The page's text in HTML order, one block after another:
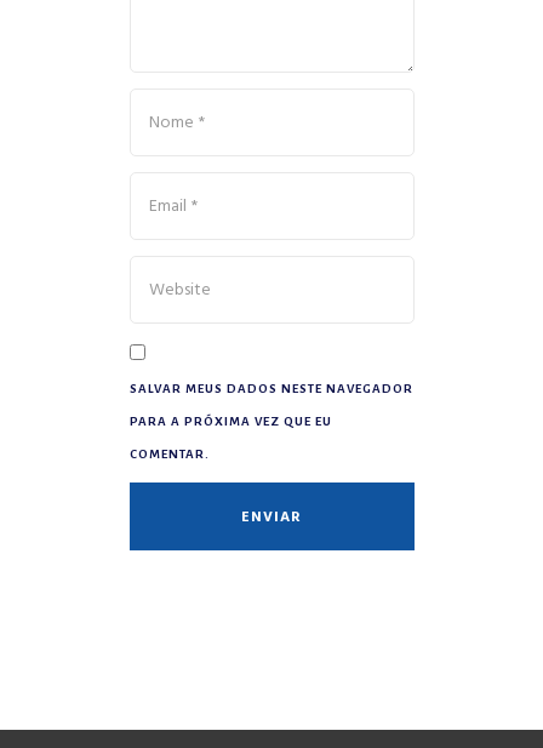
SALVAR MEUS DADOS NESTE NAVEGADOR
PARA A PRÓXIMA VEZ QUE EU
COMENTAR.